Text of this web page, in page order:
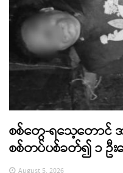
စစ်တွေ-ရသေ့တောင် အ
စစ်တပ်ပစ်ခတ်၍ ၁ ဦး